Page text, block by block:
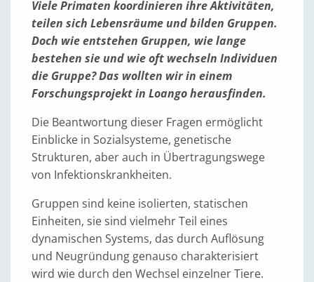
Viele Primaten koordinieren ihre Aktivitäten,
teilen sich Lebensräume und bilden Gruppen.
Doch wie entstehen Gruppen, wie lange
bestehen sie und wie oft wechseln Individuen
die Gruppe? Das wollten wir in einem
Forschungsprojekt in Loango herausfinden.
Die Beantwortung dieser Fragen ermöglicht
Einblicke in Sozialsysteme, genetische
Strukturen, aber auch in Übertragungswege
von Infektionskrankheiten.
Gruppen sind keine isolierten, statischen
Einheiten, sie sind vielmehr Teil eines
dynamischen Systems, das durch Auflösung
und Neugründung genauso charakterisiert
wird wie durch den Wechsel einzelner Tiere.